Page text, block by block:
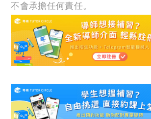
不會承擔任何責任。